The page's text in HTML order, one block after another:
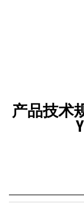
产品技术